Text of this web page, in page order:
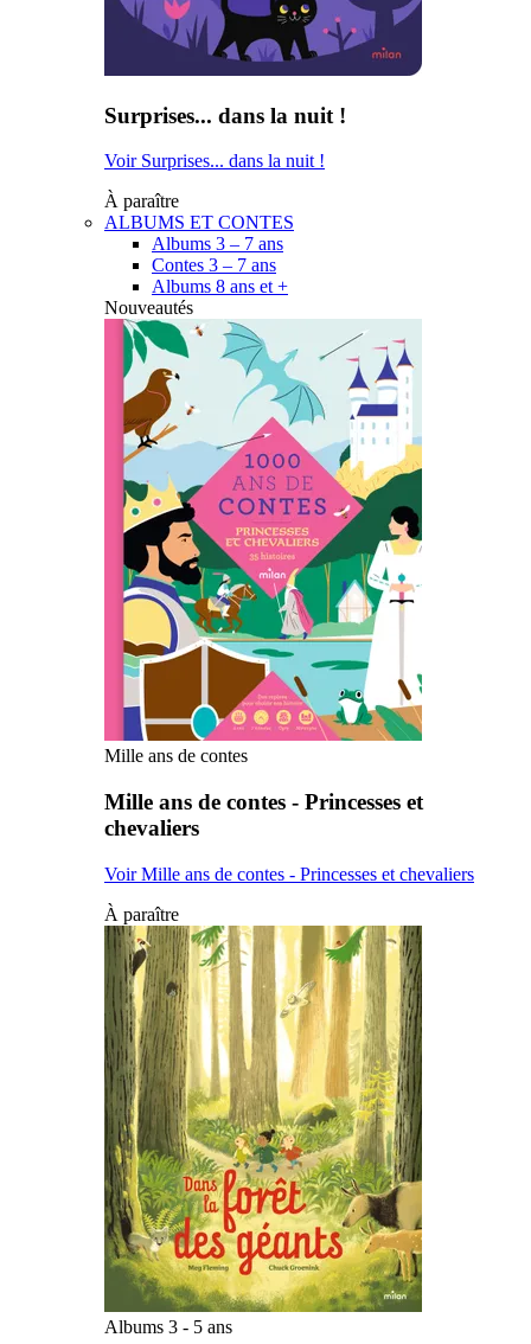
Surprises... dans la nuit !
Voir Surprises... dans la nuit !
À paraître
ALBUMS ET CONTES
Albums 3 – 7 ans
Contes 3 – 7 ans
Albums 8 ans et +
Nouveautés
Mille ans de contes
Mille ans de contes - Princesses et
chevaliers
Voir Mille ans de contes - Princesses et chevaliers
À paraître
Albums 3 - 5 ans